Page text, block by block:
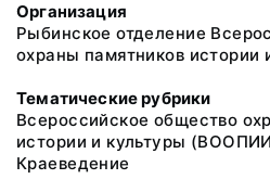
Организация
Рыбинское отделение
охраны памятников истории
Тематические рубрики
Всероссийское общество
истории и культуры
Краеведение